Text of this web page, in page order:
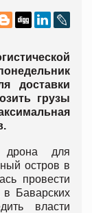
доставки
грузы
дрона для
остров в
провести
в Баварских
власти